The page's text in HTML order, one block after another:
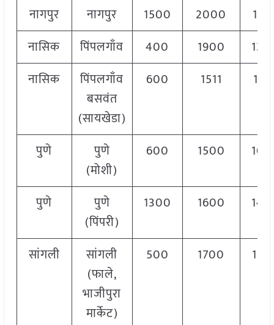
नागपुर नागपुर 1500 2000
नासिक
पिंपलगाँव 400 1900
नासिक
पिंपलगाँव
बसवंत
(सायखेडा)
600 1511
पुणे
पुणे
(मोशी)
600 1500
पुणे
पुणे
(पिंपरी)
1300 1600
सांगली
सांगली
(फाले,
भाजीपुरा
मार्केट)
500 1700